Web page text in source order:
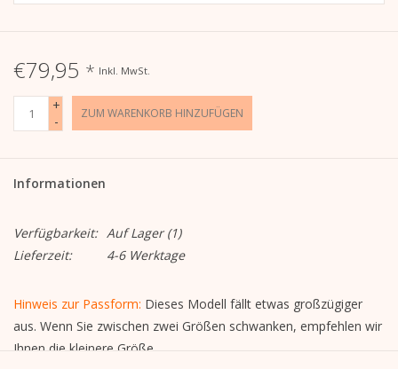
€79,95 * Inkl. MwSt.
+
-
ZUM WARENKORB HINZUFÜGEN
Informationen
Verfügbarkeit: Auf Lager(1)
Lieferzeit:
4-6 Werktage
Hinweis zur Passform: Dieses Modell fällt etwas großzügiger
aus. Wenn Sie zwischen zwei Größen schwanken, empfehlen wir
Ihnen die kleinere Größe.